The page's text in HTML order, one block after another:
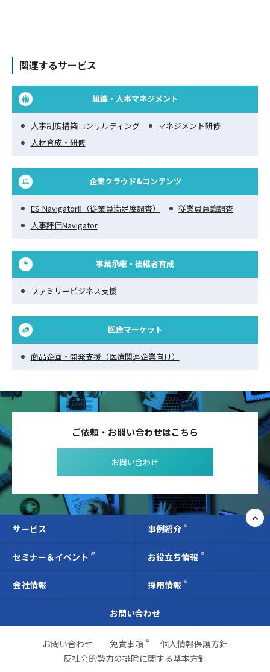
関連するサービス
組織・人事マネジメント
人事制度構築コンサルティング
マネジメント研修
人材育成・研修
企業クラウド&コンテンツ
ES NavigatorⅡ（従業員満足度調査）
従業員意識調査
人事評価Navigator
事業承継・後継者育成
ファミリービジネス支援
医療マーケット
商品企画・開発支援（医療関連企業向け）
ご依頼・お問い合わせはこちら
お問い合わせ
サービス 事例紹介
セミナー＆イベント お役立ち情報
会社情報 採用情報
お問い合わせ
お問い合わせ 免責事項
個人情報保護方針
反社会的勢力の排除に関する基本方針